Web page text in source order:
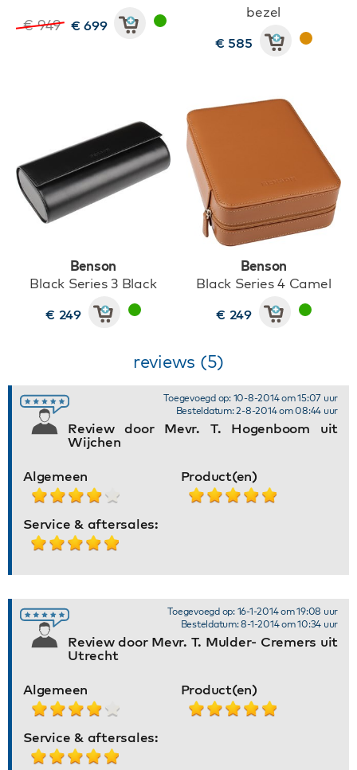
€ 949 € 699
bezel
€ 585
Benson
Black Series 3 Black
€ 249
Benson
Black Series 4 Camel
€ 249
reviews (5)
Review door Mevr. T. Hogenboom uit
Wijchen
Toegevoegd op: 10-8-2014 om 15:07 uur
Besteldatum: 2-8-2014 om 08:44 uur
Algemeen Product(en)
Service & aftersales:
Review door Mevr. T. Mulder- Cremers uit
Utrecht
Toegevoegd op: 16-1-2014 om 19:08 uur
Besteldatum: 8-1-2014 om 10:34 uur
Algemeen Product(en)
Service & aftersales: